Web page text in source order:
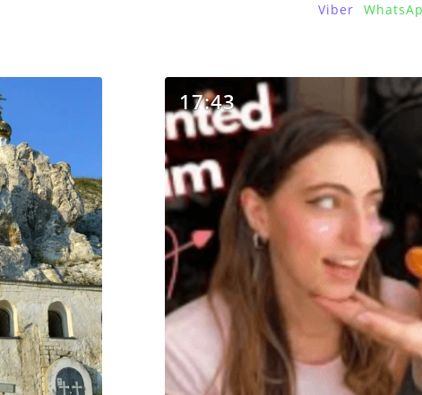
Viber
17:43